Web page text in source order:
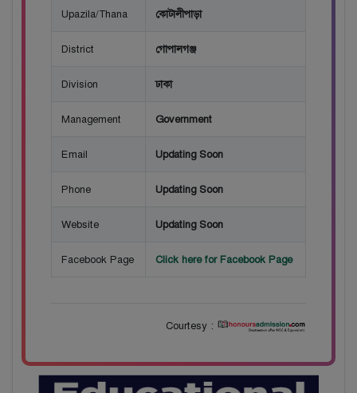
Upazila/Thana কোটালীপাড়া
District গোপালগঞ্জ
Division ঢাকা
Management Government
Email Updating Soon
Phone Updating Soon
Website Updating Soon
Facebook Page Click here for Facebook Page
Courtesy :